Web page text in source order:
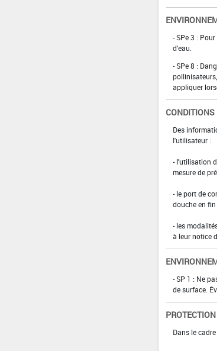
- SPe 3 :
d'eau.
- SPe 8 :
appliquer
CONDITIONS
Des
l'utilisateur :
- l'utilisation
mesure de
- le port de
douche en
- les
à leur notice
- SP 1 : Ne
de surface.
Dans le